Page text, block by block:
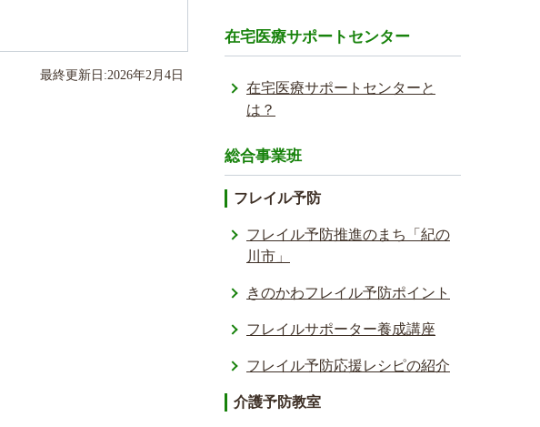
最終更新日:2026年2月 4 日
在宅医療サポートセンター
在宅医療サポートセンターと
は？
総合事業班
フレイル予防
フレイル予防推進のまち「紀の
川市」
きのかわフレイル予防ポイント
フレイルサポーター養成講座
フレイル予防応援レシ­ピの紹介
介護予防教室